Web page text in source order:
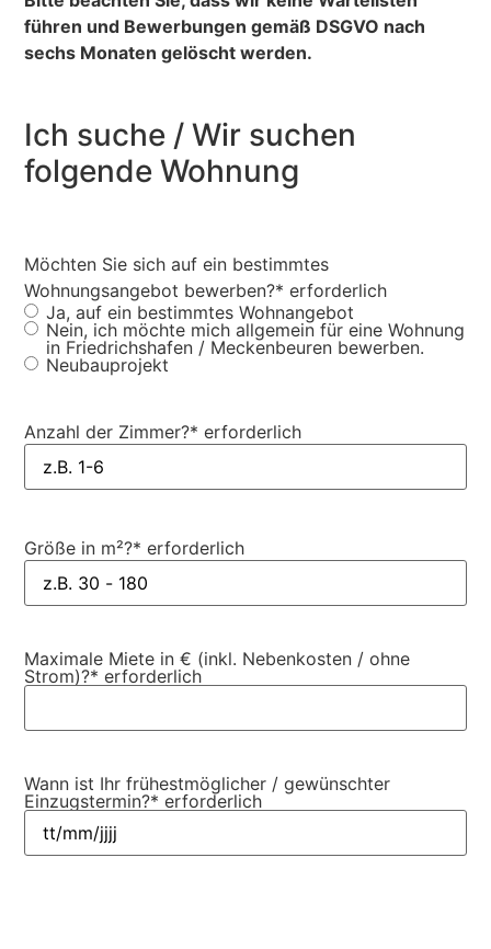
führen und Bewerbungen gemäß DSGVO nach
sechs Monaten gelöscht werden.
Ich suche / Wir suchen
folgende Wohnung
Möchten Sie sich auf ein bestimmtes
Wohnungsangebot bewerben?* erforderlich
Ja, auf ein bestimmtes Wohnangebot
Nein, ich möchte mich allgemein für eine Wohnung
in Friedrichshafen / Meckenbeuren bewerben.
Neubauprojekt
Anzahl der Zimmer?* erforderlich
Größe in m²?* erforderlich
Maximale Miete in € (inkl. Nebenkosten / ohne
Strom)?* erforderlich
Wann ist Ihr frühestmöglicher / gewünschter
Einzugstermin?* erforderlich